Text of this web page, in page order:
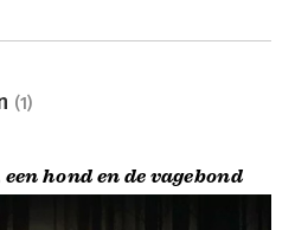
(1)
hond en de vagebond